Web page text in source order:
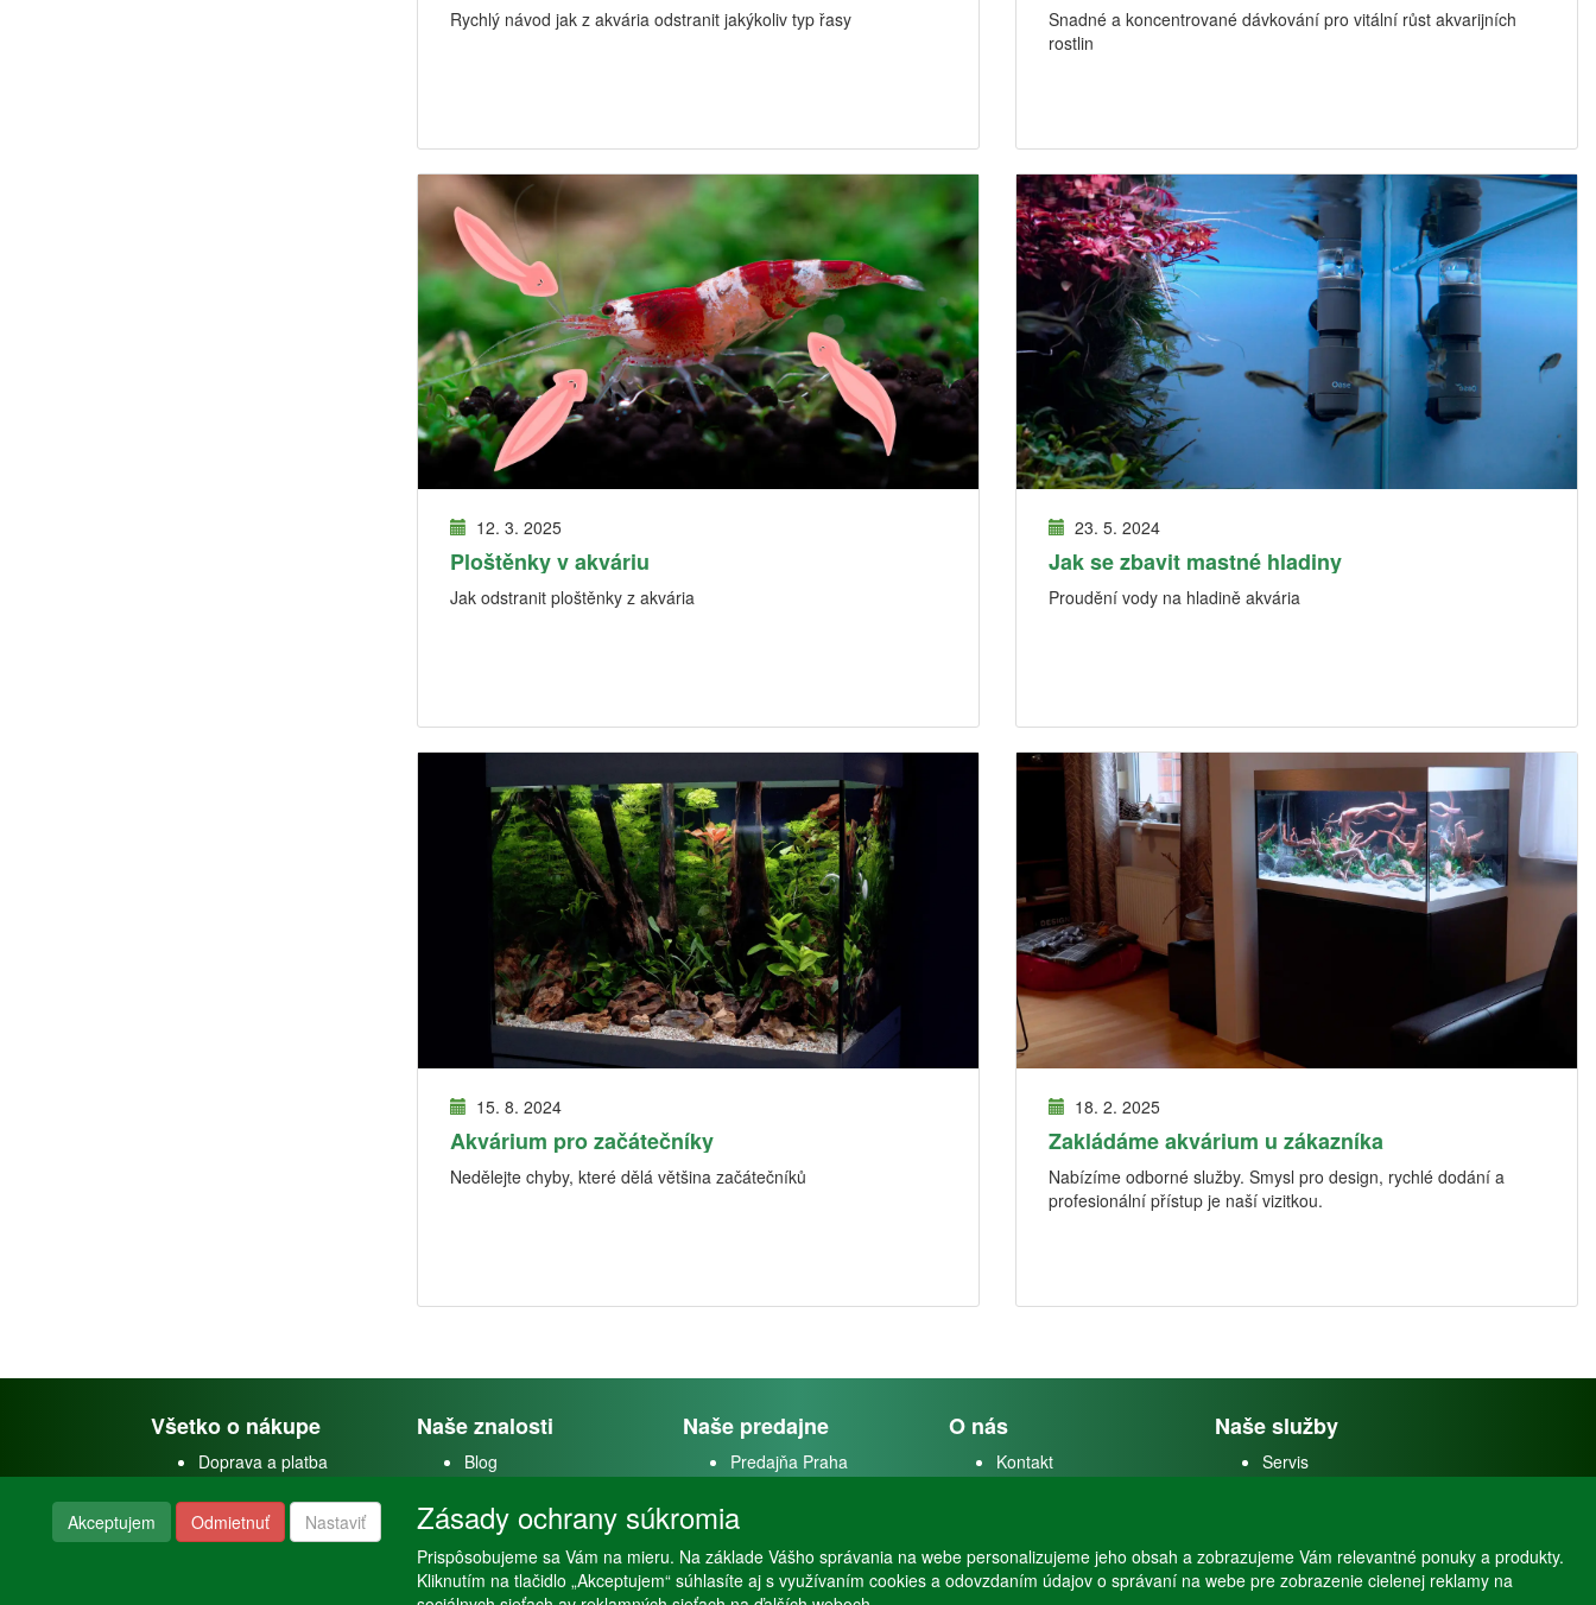
Rychlý návod jak z akvária odstranit jakýkoliv typ řasy
Snadné a koncentrované dávkování pro vitální růst akvarijních
rostlin
12. 3. 2025
Ploštěnky v akváriu
Jak odstranit ploštěnky z akvária
23. 5. 2024
Jak se zbavit mastné hladiny
Proudění vody na hladině akvária
15. 8. 2024
Akvárium pro začátečníky
Nedělejte chyby, které dělá většina začátečníků
18. 2. 2025
Zakládáme akvárium u zákazníka
Nabízíme odborné služby. Smysl pro design, rychlé dodání a
profesionální přístup je naší vizitkou.
Všetko o nákupe
Doprava a platba
Doprava akvárií
Obchodné podmienky
Reklamačný poriadok
Naše znalosti
Blog
Facebook
Youtube
Instagram
Poradenstvo
Naše predajne
Predajňa Praha
Predajňa Vysoké Mýto
O nás
Kontakt
O firme
Naše služby
Servis
Predaj akváriových rýb
Akceptujem Odmietnuť Nastaviť Zásady ochrany súkromia
Prispôsobujeme sa Vám na mieru. Na základe Vášho správania na webe personalizujeme jeho obsah a zobrazujeme Vám relevantné ponuky a produkty.
Kliknutím na tlačidlo „Akceptujem“ súhlasíte aj s využívaním cookies a odovzdaním údajov o správaní na webe pre zobrazenie cielenej reklamy na